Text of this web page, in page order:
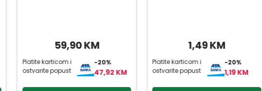
1,49 KM
Platite karticom i
ostvarite popust
-20%
1,19 KM
19,95 KM
Platite karticom i
ostvarite popust
-20%
15,96 KM